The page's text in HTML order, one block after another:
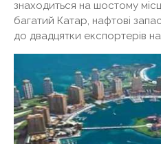
знаходиться на шостому
багатий Катар, нафтові
до двадцятки експортерів